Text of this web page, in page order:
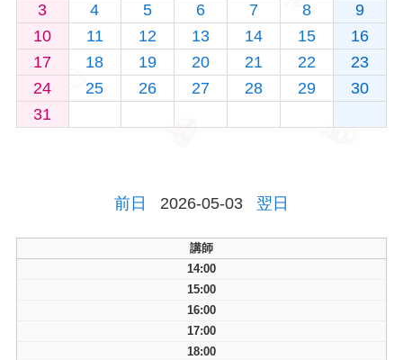
3
4 5 6 7 8
9
10
11 12 13 14 15
16
17
18 19 20 21 22
23
24
25 26 27 28 29
30
31
前日 2026-05-03 翌日
講師
14:00
15:00
16:00
17:00
18:00